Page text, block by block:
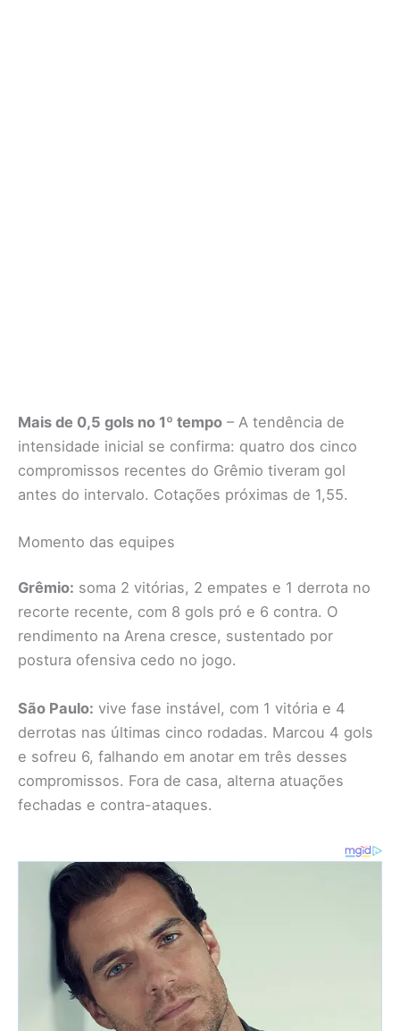
Mais de 0,5 gols no 1º tempo – A tendência de
intensidade inicial se confirma: quatro dos cinco
compromissos recentes do Grêmio tiveram gol
antes do intervalo. Cotações próximas de 1,55.
Momento das equipes
Grêmio: soma 2 vitórias, 2 empates e 1 derrota no
recorte recente, com 8 gols pró e 6 contra. O
rendimento na Arena cresce, sustentado por
postura ofensiva cedo no jogo.
São Paulo: vive fase instável, com 1 vitória e 4
derrotas nas últimas cinco rodadas. Marcou 4 gols
e sofreu 6, falhando em anotar em três desses
compromissos. Fora de casa, alterna atuações
fechadas e contra-ataques.